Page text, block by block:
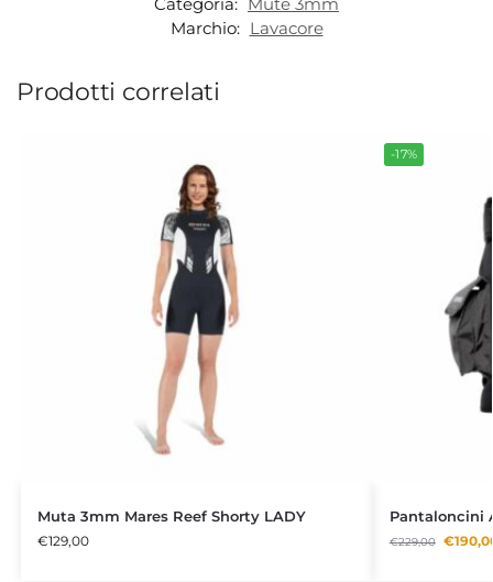
Marchio: Lavacore
Prodotti correlati
Muta 3mm Mares Reef Shorty LADY
€129,00
-17%
Pantaloncini
€229,00 €